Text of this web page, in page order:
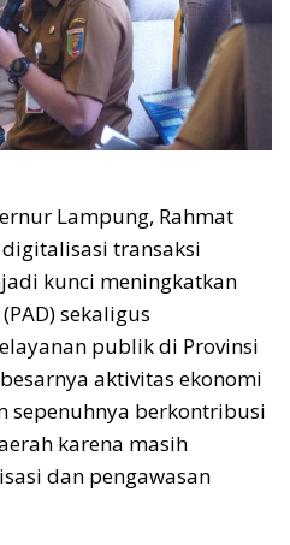
Lampung, Rahmat
transaksi
kunci meningkatkan
sekaligus
publik di Provinsi
aktivitas ekonomi
sepenuhnya berkontribusi
karena masih
dan pengawasan